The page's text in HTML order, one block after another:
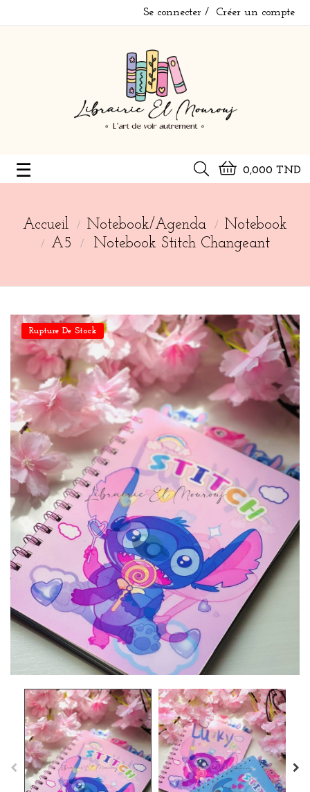
Se connecter Créer un compte
0,000 TND
Basculer
☰
Accueil Notebook/Agenda
Notebook
A5
Notebook Stitch Changeant
Rupture De Stock